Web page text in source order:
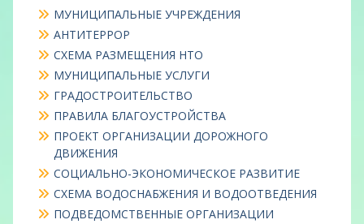
МУНИЦИПАЛЬНЫЕ УЧРЕЖДЕНИЯ
АНТИТЕРРОР
СХЕМА РАЗМЕЩЕНИЯ НТО
МУНИЦИПАЛЬНЫЕ УСЛУГИ
ГРАДОСТРОИТЕЛЬСТВО
ПРАВИЛА БЛАГОУСТРОЙСТВА
ПРОЕКТ ОРГАНИЗАЦИИ ДОРОЖНОГО
ДВИЖЕНИЯ
СОЦИАЛЬНО-ЭКОНОМИЧЕСКОЕ РАЗВИТИЕ
СХЕМА ВОДОСНАБЖЕНИЯ И ВОДООТВЕДЕНИЯ
ПОДВЕДОМСТВЕННЫЕ ОРГАНИЗАЦИИ